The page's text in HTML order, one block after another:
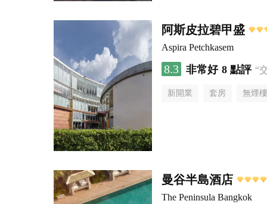
阿斯皮拉碧甲盛
Aspira Petchkasem
8.3 非常好 8 點評 “
新開業 套房 無煙
曼谷半島酒店
The Peninsula Bangkok